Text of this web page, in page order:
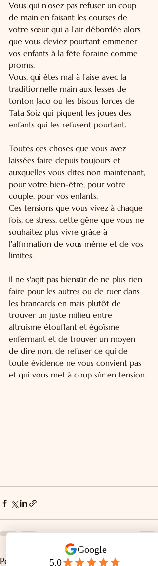
Vous qui n'osez pas refuser un coup
de main en faisant les courses de
votre sœur qui a l'air débordée alors
que vous deviez pourtant emmener
vos enfants à la fête foraine comme
promis.
Vous, qui êtes mal à l'aise avec la
traditionnelle main aux fesses de
tonton Jaco ou les bisous forcés de
Tata Soiz qui piquent les joues des
enfants qui les refusent pourtant.
Toutes ces choses que vous avez
laissées faire depuis toujours et
auxquelles vous dites non maintenant,
pour votre bien-être, pour votre
couple, pour vos enfants.
Ces tensions que vous vivez à chaque
fois, ce stress, cette gêne que vous ne
souhaitez plus vivre grâce à
l'affirmation de vous même et de vos
limites.
Il ne s'agit pas biensûr de ne plus rien
faire pour les autres ou de ruer dans
les brancards en mais plutôt de
trouver un juste milieu entre
altruisme étouffant et égoïsme
enfermant et de trouver un moyen
de dire non, de refuser ce qui de
toute évidence ne vous convient pas
et qui vous met à coup sûr en tension.
Posts récents